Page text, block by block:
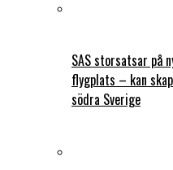
SAS storsatsar på
flygplats – kan
södra Sverige